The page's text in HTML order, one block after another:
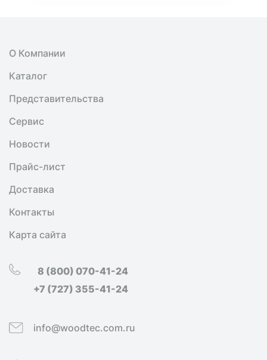
О Компании
Каталог
Представительства
Сервис
Новости
Прайс-лист
Доставка
Контакты
Карта сайта
8 (800) 070-41-24
+7 (727) 355-41-24
info@woodtec.com.ru